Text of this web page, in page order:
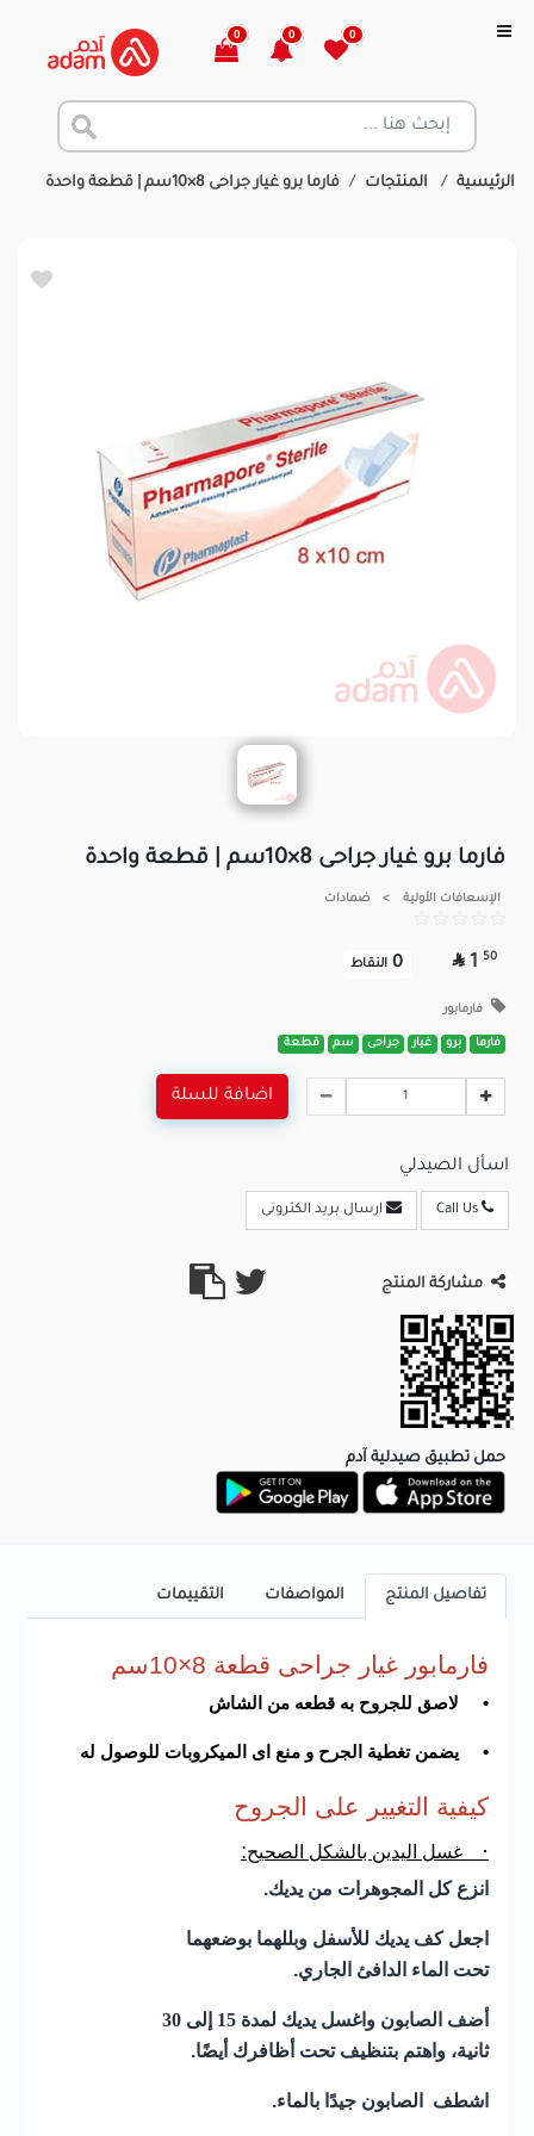
0
0
0
الرئيسية المنتجات فارما برو غيار جراحى 8×10سم | قطعة واحدة
فارما برو غيار جراحى 8×10سم | قطعة واحدة
الإسعافات الأولية > ضمادات
50
1

0 النقاط
فارمابور
فارما برو غيار جراحى سم قطعة
اضافة للسلة
اسأل الصيدلي
ارسال بريد الكترونى
مشاركة المنتج
حمل تطبيق صيدلية آدم
تفاصيل المنتج المواصفات التقييمات
فارمابور غيار جراحى قطعة 8×10سم
• لاصق للجروح به قطعه من الشاش
• يضمن تغطية الجرح و منع اى الميكروبات للوصول له
كيفية التغيير على الجروح
· غسل اليدين بالشكل الصحيح:
انزع كل المجوهرات من يديك.
اجعل كف يديك للأسفل وبللهما بوضعهما
تحت الماء الدافئ الجاري.
أضف الصابون واغسل يديك لمدة 15 إلى 30
ثانية، واهتم بتنظيف تحت أظافرك أيضًا.
اشطف الصابون جيدًا بالماء.